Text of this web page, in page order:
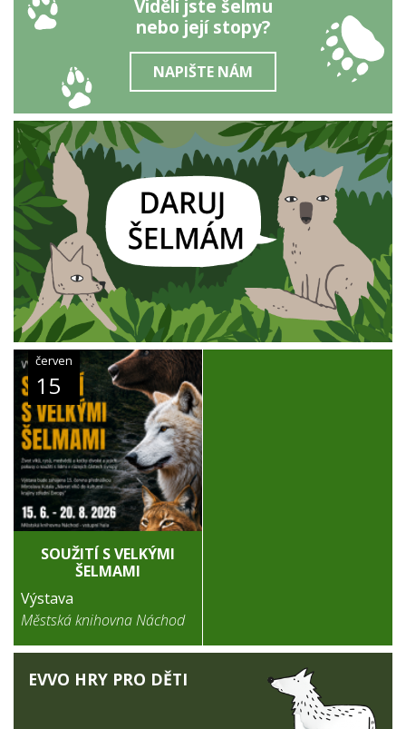
Viděli jste šelmu
nebo její stopy?
NAPIŠTE NÁM
červen
15
SOUŽITÍ S VELKÝMI
ŠELMAMI
Výstava
Městská knihovna Náchod
EVVO HRY PRO DĚTI